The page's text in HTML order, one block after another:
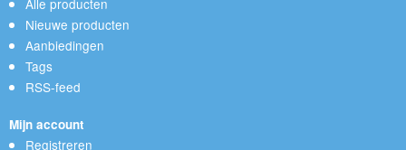
Alle producten
Nieuwe producten
Aanbiedingen
Tags
RSS-feed
Mijn account
Registreren